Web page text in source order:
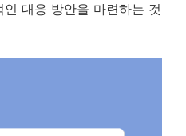
대응 방안을 마련하는 것